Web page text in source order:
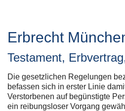
Erbrecht
Testament,
Die gesetzlichen Regelungen
befassen sich in erster Linie
Verstorbenen auf begünstigte
ein reibungsloser Vorgang